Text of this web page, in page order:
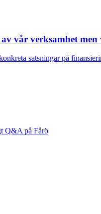
vår verksamhet
satsningar på
Q&A på Fårö